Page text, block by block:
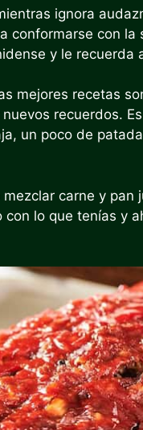
ignora
conformarse con la
y le recuerda
mejores recetas
recuerdos.
un poco de
carne y pan
lo que tenías y